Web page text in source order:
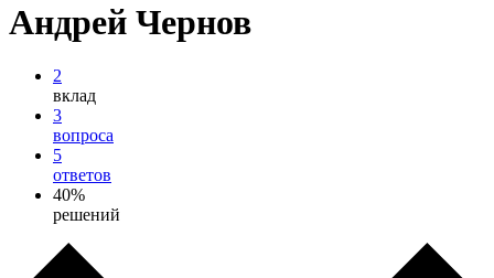
Андрей Чернов
2
вклад
3
вопроса
5
ответов
40%
решений